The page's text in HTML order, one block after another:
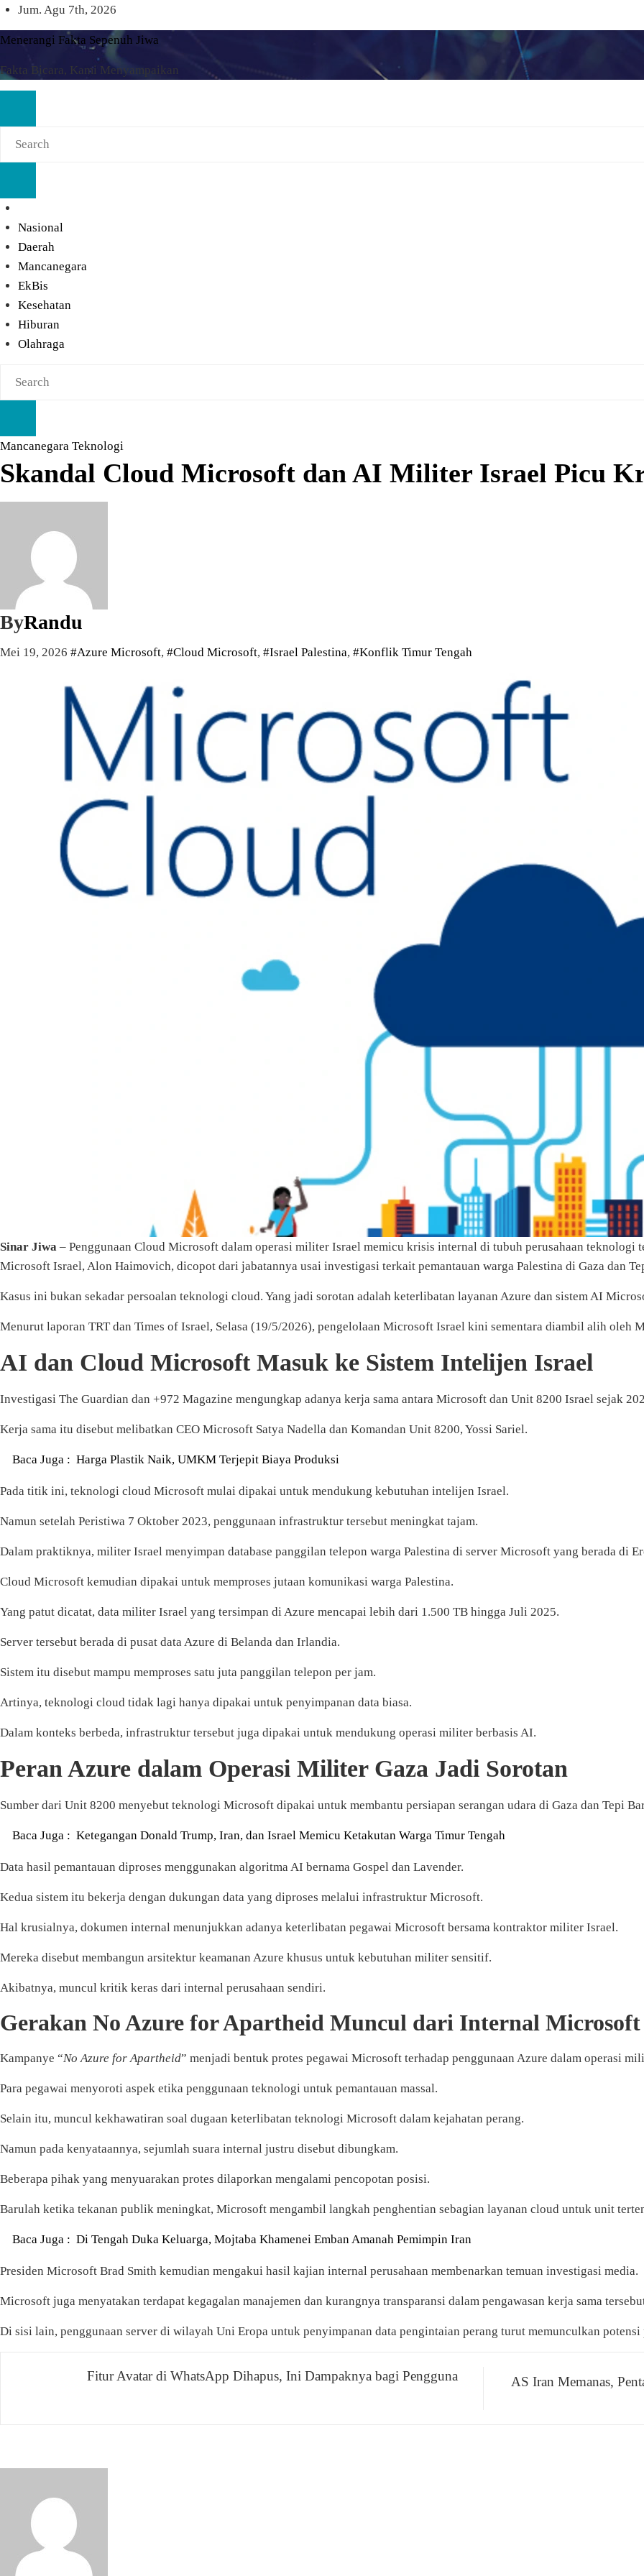
Skip
to
content
Jum. Agu 7th, 2026
Menerangi Fakta Sepenuh Jiwa
Fakta Bicara, Kami Menyampaikan
Nasional
Daerah
Mancanegara
EkBis
Kesehatan
Hiburan
Olahraga
Mancanegara Teknologi
Skandal Cloud Microsoft dan AI Militer Israel Picu
ByRandu
Mei 19, 2026 #Azure Microsoft, #Cloud Microsoft, #Israel Palestina, #Konflik Timur Tengah
Sinar Jiwa – Penggunaan Cloud Microsoft dalam operasi militer Israel memicu krisis internal di tubuh perusahaan teknologi
Microsoft Israel, Alon Haimovich, dicopot dari jabatannya usai investigasi terkait pemantauan warga Palestina di Gaza dan
Kasus ini bukan sekadar persoalan teknologi cloud. Yang jadi sorotan adalah keterlibatan layanan Azure dan sistem AI
Menurut laporan TRT dan Times of Israel, Selasa (19/5/2026), pengelolaan Microsoft Israel kini sementara diambil alih oleh
AI dan Cloud Microsoft Masuk ke Sistem Intelijen Israel
Investigasi The Guardian dan +972 Magazine mengungkap adanya kerja sama antara Microsoft dan Unit 8200 Israel sejak
Kerja sama itu disebut melibatkan CEO Microsoft Satya Nadella dan Komandan Unit 8200, Yossi Sariel.
Baca Juga : Harga Plastik Naik, UMKM Terjepit Biaya Produksi
Pada titik ini, teknologi cloud Microsoft mulai dipakai untuk mendukung kebutuhan intelijen Israel.
Namun setelah Peristiwa 7 Oktober 2023, penggunaan infrastruktur tersebut meningkat tajam.
Dalam praktiknya, militer Israel menyimpan database panggilan telepon warga Palestina di server Microsoft yang berada di
Cloud Microsoft kemudian dipakai untuk memproses jutaan komunikasi warga Palestina.
Yang patut dicatat, data militer Israel yang tersimpan di Azure mencapai lebih dari 1.500 TB hingga Juli 2025.
Server tersebut berada di pusat data Azure di Belanda dan Irlandia.
Sistem itu disebut mampu memproses satu juta panggilan telepon per jam.
Artinya, teknologi cloud tidak lagi hanya dipakai untuk penyimpanan data biasa.
Dalam konteks berbeda, infrastruktur tersebut juga dipakai untuk mendukung operasi militer berbasis AI.
Peran Azure dalam Operasi Militer Gaza Jadi Sorotan
Sumber dari Unit 8200 menyebut teknologi Microsoft dipakai untuk membantu persiapan serangan udara di Gaza dan Tepi
Baca Juga : Ketegangan Donald Trump, Iran, dan Israel Memicu Ketakutan Warga Timur Tengah
Data hasil pemantauan diproses menggunakan algoritma AI bernama Gospel dan Lavender.
Kedua sistem itu bekerja dengan dukungan data yang diproses melalui infrastruktur Microsoft.
Hal krusialnya, dokumen internal menunjukkan adanya keterlibatan pegawai Microsoft bersama kontraktor militer Israel.
Mereka disebut membangun arsitektur keamanan Azure khusus untuk kebutuhan militer sensitif.
Akibatnya, muncul kritik keras dari internal perusahaan sendiri.
Gerakan No Azure for Apartheid Muncul dari Internal Microsoft
Kampanye “No Azure for Apartheid” menjadi bentuk protes pegawai Microsoft terhadap penggunaan Azure dalam operasi
Para pegawai menyoroti aspek etika penggunaan teknologi untuk pemantauan massal.
Selain itu, muncul kekhawatiran soal dugaan keterlibatan teknologi Microsoft dalam kejahatan perang.
Namun pada kenyataannya, sejumlah suara internal justru disebut dibungkam.
Beberapa pihak yang menyuarakan protes dilaporkan mengalami pencopotan posisi.
Barulah ketika tekanan publik meningkat, Microsoft mengambil langkah penghentian sebagian layanan cloud untuk unit
Baca Juga : Di Tengah Duka Keluarga, Mojtaba Khamenei Emban Amanah Pemimpin Iran
Presiden Microsoft Brad Smith kemudian mengakui hasil kajian internal perusahaan membenarkan temuan investigasi media.
Microsoft juga menyatakan terdapat kegagalan manajemen dan kurangnya transparansi dalam pengawasan kerja sama
Di sisi lain, penggunaan server di wilayah Uni Eropa untuk penyimpanan data pengintaian perang turut memunculkan potensi
NavigasiFitur Avatar di WhatsApp Dihapus, Ini Dampaknya bagi Pengguna AS Iran Memanas,